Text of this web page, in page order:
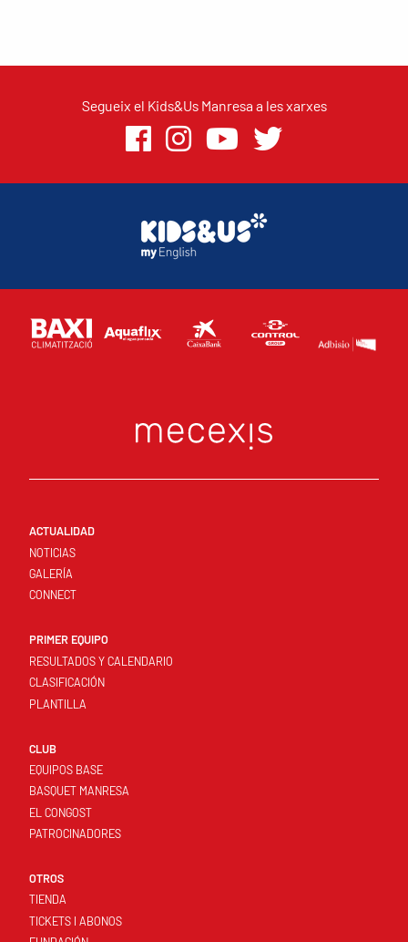
Segueix el Kids&Us Manresa a les xarxes
ACTUALIDAD
NOTICIAS
GALERÍA
CONNECT
PRIMER EQUIPO
RESULTADOS Y CALENDARIO
CLASIFICACIÓN
PLANTILLA
CLUB
EQUIPOS BASE
BASQUET MANRESA
EL CONGOST
PATROCINADORES
OTROS
TIENDA
TICKETS I ABONOS